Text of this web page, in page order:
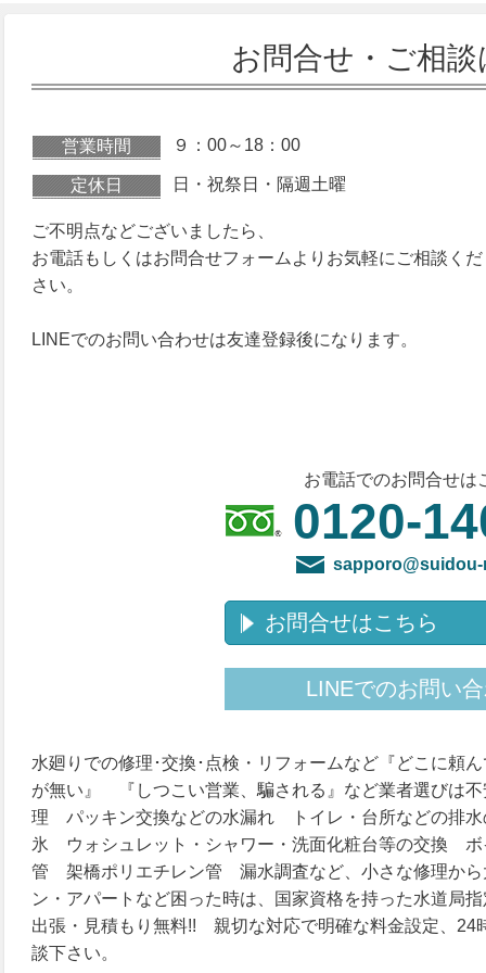
お問合せ・ご相
営業時間 ９：00～18：00
定休日 日・祝祭日・隔週土曜
ご不明点などございましたら、
お電話もしくはお問合せフォームよりお気軽にご相談くだ
さい。
LINEでのお問い合わせは友達登録後になります。
お電話でのお問合せは
0120-
sapporo@suidou-
お問合せはこちら
LINEでのお問い
水廻りでの修理･交換･点検・リフォームなど『どこに頼
が無い』 『しつこい営業、騙される』など業者選びは
理 パッキン交換などの水漏れ トイレ・台所などの排
氷 ウォシュレット・シャワー・洗面化粧台等の交換
管 架橋ポリエチレン管 漏水調査など、小さな修理から
ン・アパートなど困った時は、国家資格を持った水道局
出張・見積もり無料!! 親切な対応で明確な料金設定、24
談下さい。